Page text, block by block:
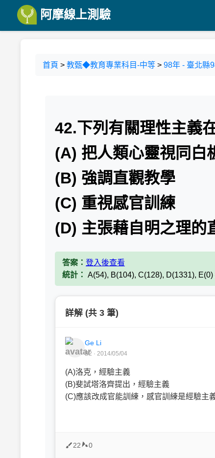
阿摩線上測驗
首頁 > 教甄◆教育專業科目-中等 > 98年 - 臺北縣
42.下列有關理性主義
(A) 把人類心靈視同白
(B) 強調直觀教學
(C) 重視感官訓練
(D) 主張藉自明之理的
答案： 登入後查看
統計： A(54), B(104), C(128), D(1331),
詳解 (共 3 筆)
Ge Li
B2 · 2014/05/04
(A)洛克，經驗主義
(B)斐試塔洛齊提出，經驗主義
(C)應該改成官能訓練，感官訓練是經驗主
22 0